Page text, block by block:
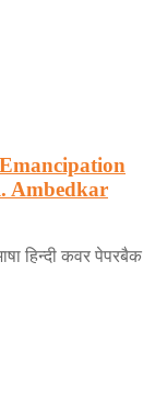
Ambedkar
हिन्दी कवर पेपरबैक